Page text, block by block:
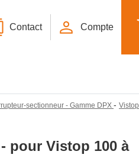
Contact Compte
sectionneur - Gamme DPX -
pour Vistop 100 à